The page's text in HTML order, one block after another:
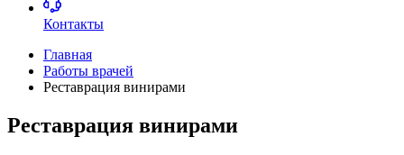
Контакты
Главная
Работы врачей
Реставрация винирами
Реставрация винирами